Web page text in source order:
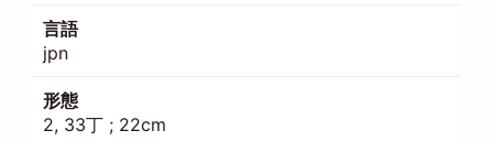
言語
jpn
形態
2, 33丁 ; 22cm